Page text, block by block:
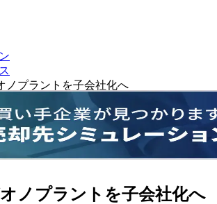
ノプラントを子会社化へ
ノプラントを子会社化へ